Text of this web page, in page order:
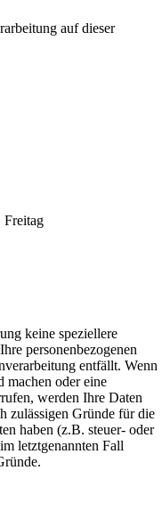
auf dieser
Freitag
keine speziellere
personenbezogenen
entfällt. Wenn
machen oder eine
werden Ihre Daten
zulässigen Gründe für die
haben (z.B. steuer- oder
letztgenannten Fall